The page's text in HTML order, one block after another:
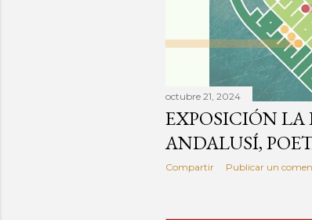
octubre 21, 2024
EXPOSICIÓN LA
ANDALUSÍ,
Compartir Publicar un